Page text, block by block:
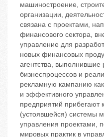
машиностроение,
организации,
связана с проектами,
финансового сектора,
управление для
новых финансовых
агентства, выполнившие
бизнеспроцессов и
рекламную кампанию
и эффективного
предприятий прибегают
(устоявшейся) системы
управления проектами,
мировых практик в